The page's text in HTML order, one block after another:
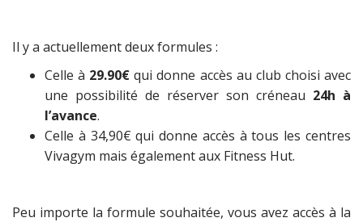
Il y a actuellement deux formules :
Celle à 29.90€quidonne accès au club choisi avec
une possibilité de réserver son créneau 24h à
l’avance.
Celle à 34,90€ qui donne accès à tous les centres
Vivagym mais également aux Fitness Hut.
Peu importe la formule souhaitée, vous avez accès à la